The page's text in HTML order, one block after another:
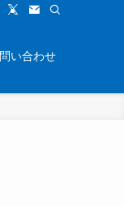
問い合わせ